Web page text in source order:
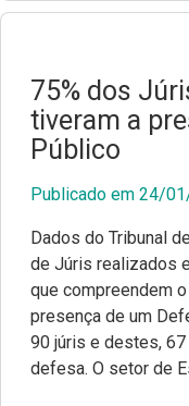
75% dos
tiveram a
Público
Publicado em 24/
Dados do Tribunal
de Júris realizados
que compreendem
presença de um
90 júris e destes,
defesa. O setor de